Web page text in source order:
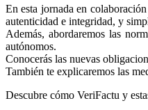
En esta jornada en
autenticidad e integridad, y
Además, abordaremos las
autónomos.
Conocerás las nuevas
También te explicaremos las
Descubre cómo VeriFactu y